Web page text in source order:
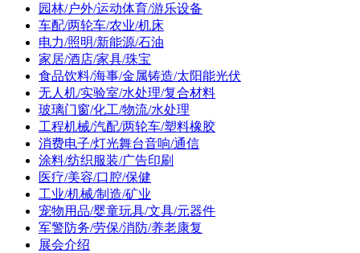
园林/户外/运动体育/游乐设备
车配/两轮车/农业/机床
电力/照明/新能源/石油
家居/酒店/家具/珠宝
食品饮料/海事/金属铸造/太阳能光伏
无人机/实验室/水处理/复合材料
玻璃门窗/化工/物流/水处理
工程机械/汽配/两轮车/塑料橡胶
消费电子/灯光舞台音响/通信
涂料/纺织服装/广告印刷
医疗/美容/口腔/保健
工业/机械/制造/矿业
宠物用品/婴童玩具/文具/元器件
军警防务/劳保/消防/养老康复
展会介绍